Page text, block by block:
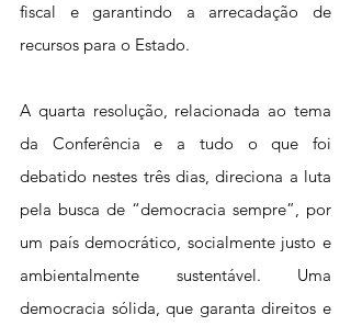
fiscal e garantindo a arrecadação de
recursos para o Estado.
A quarta resolução, relacionada ao tema
da Conferência e a tudo o que foi
debatido nestes três dias, direciona a luta
pela busca de “democracia sempre”, por
um país democrático, socialmente justo e
ambientalmente sustentável. Uma
democracia sólida, que garanta direitos e